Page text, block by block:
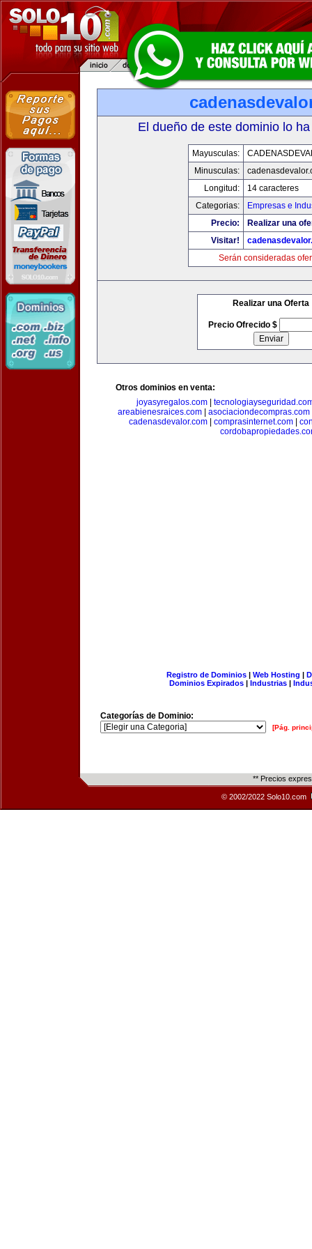
El dueño de este dominio lo
Mayusculas:
Minusculas:
Longitud:
14 caracteres
Categorias:
Empresas e
Precio:
Realizar una
Visitar!
Serán consideradas
Realizar una Oferta
Precio Ofrecido $
Otros dominios en venta:
joyasyregalos.com
areabienesraices.com| asociaciondecompras.com
cadenasdevalor.com
comprasinternet.com
Registro de Dominios| Web Hosting |
Dominios Expirados | Industrias |
Categorías de Dominio:
[Pág.
** Precios
© 2002/2022 Solo10.com